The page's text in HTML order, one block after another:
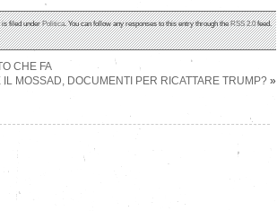
is filed underPolitica. You can follow any responses to this entry through theRSS 2.0feed.
CHE FA
MOSSAD, DOCUMENTI PER RICATTARE TRUMP? »